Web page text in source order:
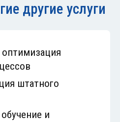
другие услуги
штатного
и